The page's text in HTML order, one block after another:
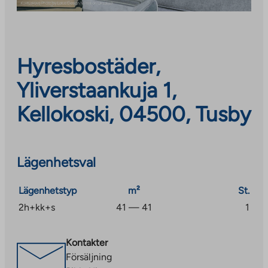
Hyresbostäder,
Yliverstaankuja 1,
Kellokoski, 04500, Tusby
Lägenhetsval
Lägenhetstyp m²
St.
2h+kk+s
41 — 41 1
Kontakter
Försäljning